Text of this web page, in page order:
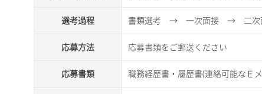
選考過程 書類選考 → 一次面接 → 二次面
応募方法 応募書類をご郵送ください
応募書類 職務経歴書・履歴書(連絡可能なＥ